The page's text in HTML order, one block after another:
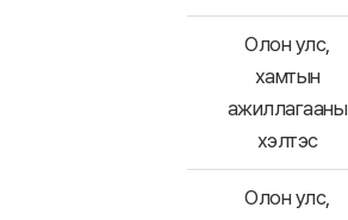
Олон улс,
хамтын
ажиллагааны
хэлтэс
Олон улс,